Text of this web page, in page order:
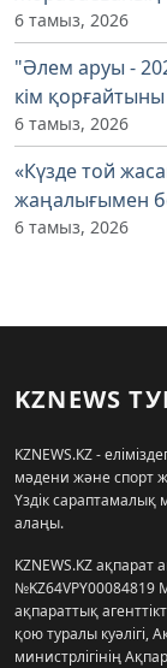
6 тамыз, 2026
"Әлем аруы -
кім қорғайтыны
6 тамыз, 2026
«Күзде той
жаңалығымен
6 тамыз, 2026
KZNEWS
KZNEWS.KZ -
мәдени және спорт
Үздік
алаңы.
KZNEWS.KZ ақпарат
№KZ64VPY00084819
ақпараттық
қою туралы куәлігі,
министрлігінің